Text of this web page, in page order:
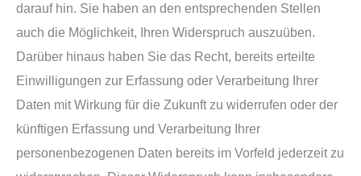
darauf hin. Sie haben an den entsprechenden Stellen
auch die Möglichkeit, Ihren Widerspruch auszuüben.
Darüber hinaus haben Sie das Recht, bereits erteilte
Einwilligungen zur Erfassung oder Verarbeitung Ihrer
Daten mit Wirkung für die Zukunft zu widerrufen oder der
künftigen Erfassung und Verarbeitung Ihrer
personenbezogenen Daten bereits im Vorfeld jederzeit zu